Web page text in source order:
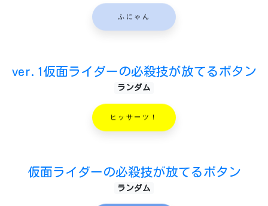
ふにゃん
ver.1仮面ライダーの必殺技が放てるボタン
ランダム
ヒッサーツ！
仮面ライダーの必殺技が放てるボタン
ランダム